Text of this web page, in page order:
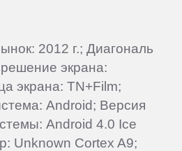
2012 г.; Диагональ
экрана:
экрана: TN+Film;
Android; Версия
Android 4.0 Ice
Unknown Cortex A9;